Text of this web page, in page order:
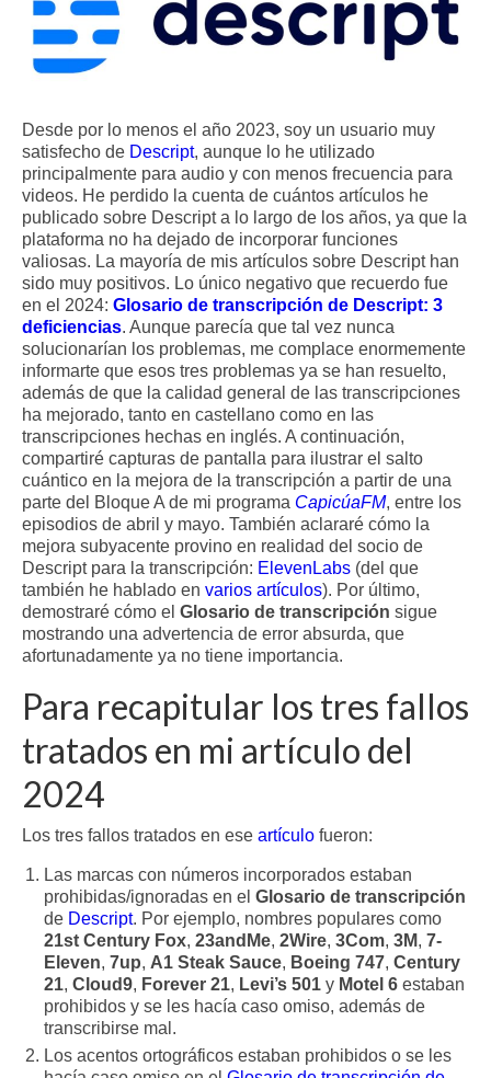
Desde por lo menos el año 2023, soy un usuario muy
satisfecho de Descript, aunque lo he utilizado
principalmente para audio y con menos frecuencia para
videos. He perdido la cuenta de cuántos artículos he
publicado sobre Descript a lo largo de los años, ya que la
plataforma no ha dejado de incorporar funciones
valiosas. La mayoría de mis artículos sobre Descript han
sido muy positivos. Lo único negativo que recuerdo fue
en el 2024: Glosario de transcripción de Descript: 3
deficiencias. Aunque parecía que tal vez nunca
solucionarían los problemas, me complace enormemente
informarte que esos tres problemas ya se han resuelto,
además de que la calidad general de las transcripciones
ha mejorado, tanto en castellano como en las
transcripciones hechas en inglés. A continuación,
compartiré capturas de pantalla para ilustrar el salto
cuántico en la mejora de la transcripción a partir de una
parte del Bloque A de mi programa CapicúaFM, entre los
episodios de abril y mayo. También aclararé cómo la
mejora subyacente provino en realidad del socio de
Descript para la transcripción: ElevenLabs (del que
también he hablado en varios artículos). Por último,
demostraré cómo el Glosario de transcripción sigue
mostrando una advertencia de error absurda, que
afortunadamente ya no tiene importancia.
Para recapitular los tres fallos
tratados en mi artículo del
2024
Los tres fallos tratados en ese artículo fueron:
Las marcas con números incorporados estaban
prohibidas/ignoradas en el Glosario de transcripción
de Descript. Por ejemplo, nombres populares como
21st Century Fox, 23andMe, 2Wire, 3Com, 3M, 7-
Eleven, 7up, A1 Steak Sauce, Boeing 747, Century
21, Cloud9, Forever 21, Levi’s 501 y Motel 6 estaban
prohibidos y se les hacía caso omiso, además de
transcribirse mal.
Los acentos ortográficos estaban prohibidos o se les